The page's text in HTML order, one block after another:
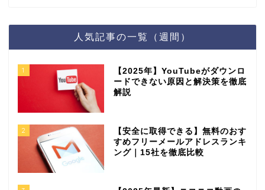
人気記事の一覧（週間）
1
【2025年】YouTubeがダウンロ
ードできない原因と解決策を徹底
解説
2
【安全に取得できる】無料のおす
すめフリーメールアドレスランキ
ング｜15社を徹底比較